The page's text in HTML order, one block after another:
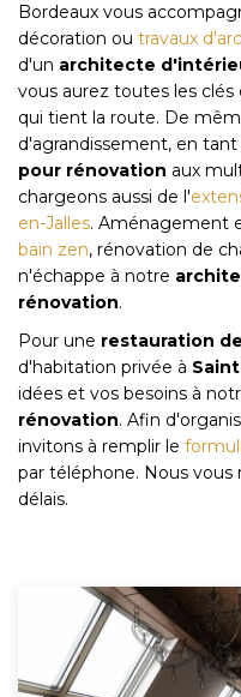
Bordeaux vous
décoration ou travaux
d'un architecte
vous aurez toutes les
qui tient la route. De
d'agrandissement, en tant
pour rénovation aux
chargeons aussi de l'
en-Jalles. Aménagement
bain zen, rénovation de
n'échappe à notre
rénovation.
Pour une restauration
d'habitation privée à
idées et vos besoins à
rénovation. Afin
invitons à remplir le
par téléphone. Nous vous
délais.